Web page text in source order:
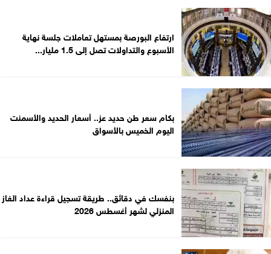
ارتفاع البورصة بمستهل تعاملات جلسة نهاية
الأسبوع والتداولات تصل إلى 1.5 مليار...
بكام سعر طن حديد عز.. أسعار الحديد والأسمنت
اليوم الخميس بالأسواق
بنفسك في دقائق.. طريقة تسجيل قراءة عداد الغاز
المنزلي لشهر أغسطس 2026